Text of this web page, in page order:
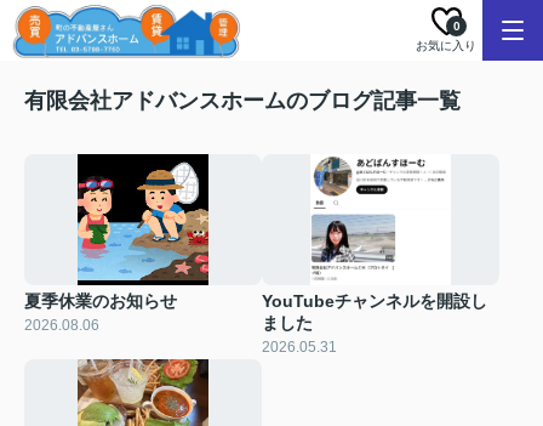
お気に入り
0
有限会社アドバンスホームのブログ記事一覧
夏季休業のお知らせ
2026.08.06
YouTubeチャンネルを開設し
ました
2026.05.31